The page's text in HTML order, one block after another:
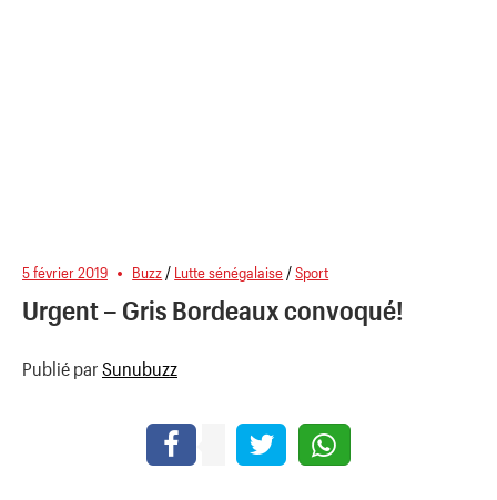
5 février 2019 Buzz / Lutte sénégalaise /Sport
Urgent – Gris Bordeaux convoqué!
Publié par Sunubuzz